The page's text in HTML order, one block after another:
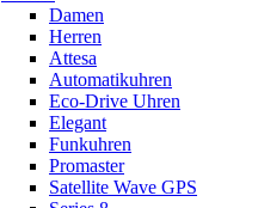
Damen
Herren
Attesa
Automatikuhren
Eco-Drive Uhren
Elegant
Funkuhren
Promaster
Satellite Wave GPS